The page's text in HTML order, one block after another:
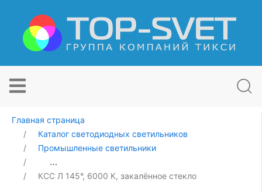
Главная страница
Каталог светодиодных светильников
Промышленные светильники
Промышленный светильник Свет НН ССдП 01
КСС Л 145°, 6000 К, закалённое стекло